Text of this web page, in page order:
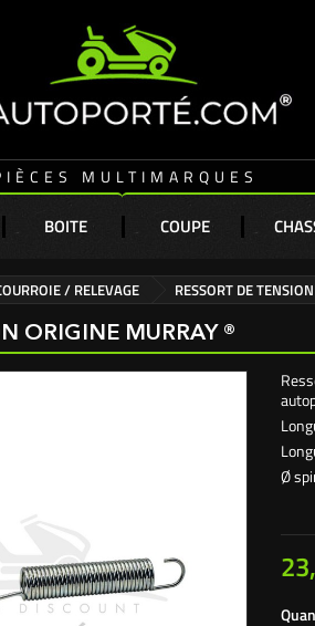
MULTIMARQUES
BOITE COUPE
/ RELEVAGE RESSORT DE
ORIGINE MURRAY ®
Ø